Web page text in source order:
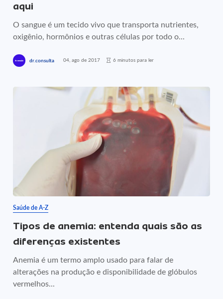
aqui
O sangue é um tecido vivo que transporta nutrientes,
oxigênio, hormônios e outras células por todo o...
dr.consulta 04, ago de 2017 6 minutos para ler
Saúde de A-Z
Tipos de anemia: entenda quais são as
diferenças existentes
Anemia é um termo amplo usado para falar de
alterações na produção e disponibilidade de glóbulos
vermelhos...